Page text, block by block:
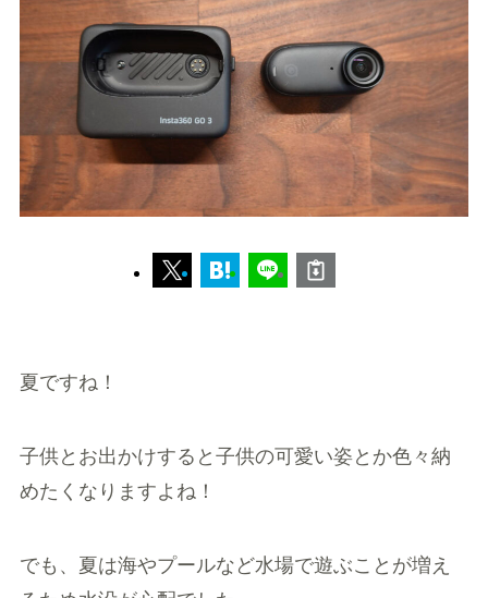
夏ですね！
子供とお出かけすると子供の可愛い姿とか色々納
めたくなりますよね！
でも、夏は海やプールなど水場で遊ぶことが増え